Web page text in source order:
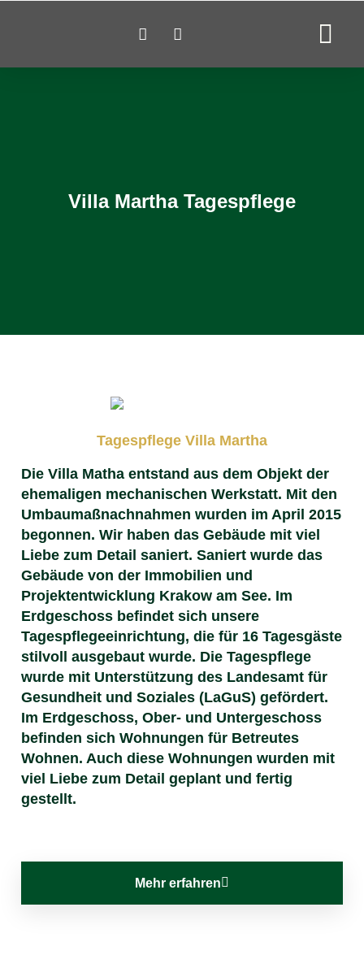
Villa Martha Tagespflege
Tagespflege Villa Martha
Die Villa Matha entstand aus dem Objekt der
ehemaligen mechanischen Werkstatt. Mit den
Umbaumaßnachnahmen wurden im April 2015
begonnen. Wir haben das Gebäude mit viel
Liebe zum Detail saniert. Saniert wurde das
Gebäude von der Immobilien und
Projektentwicklung Krakow am See. Im
Erdgeschoss befindet sich unsere
Tagespflegeeinrichtung, die für 16 Tagesgäste
stilvoll ausgebaut wurde. Die Tagespflege
wurde mit Unterstützung des Landesamt für
Gesundheit und Soziales (LaGuS) gefördert.
Im Erdgeschoss, Ober- und Untergeschoss
befinden sich Wohnungen für Betreutes
Wohnen. Auch diese Wohnungen wurden mit
viel Liebe zum Detail geplant und fertig
gestellt.
Mehr erfahren